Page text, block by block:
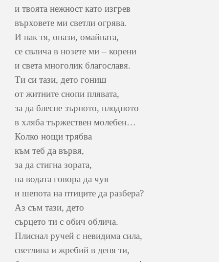
и твоята нежност като изгрев
върховете ми светли огрява.
И пак тя, онази, омайната,
се свлича в нозете ми – корени
и света многолик благославя.
Ти си тази, дето гониш
от житните снопи плявата,
за да блесне зърното, плодното
в хляба тържествен молебен…
Колко нощи трябва
към теб да вървя,
за да стигна зората,
на водата говора да чуя
и шепота на птиците да разбера?
Аз съм тази, дето
сърцето ти с обич облича.
Плиснал ручей с невидима сила,
светлина и жребий в деня ти,